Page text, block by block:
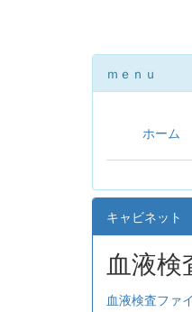
ｍｅｎｕ
ホーム
キャビネット
血液
血液検査ファ